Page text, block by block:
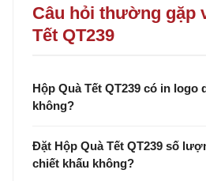
Câu hỏi thường gặp
Tết QT239
Hộp Quà Tết QT239 có in
không?
Đặt Hộp Quà Tết QT239 số
chiết khấu không?